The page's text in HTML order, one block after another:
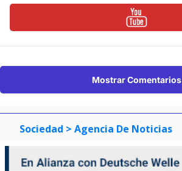
Mostrar Comentarios
Sociedad > Agencia De Noticias